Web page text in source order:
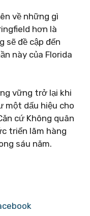
về những gì
hơn là
sẽ đề cập đến
này của Florida
vững trở lại khi
một dấu hiệu cho
cứ Không quân
triển lãm hàng
sáu năm.